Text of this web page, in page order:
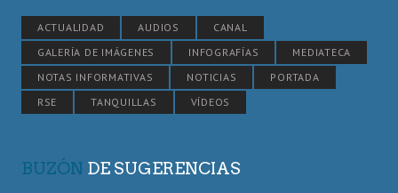
ACTUALIDAD AUDIOS
CANAL
GALERÍA DE IMÁGENES
INFOGRAFÍAS
MEDIATECA
NOTAS INFORMATIVAS
NOTICIAS
PORTADA
RSE
TANQUILLAS VÍDEOS
BUZÓN DE SUGERENCIAS